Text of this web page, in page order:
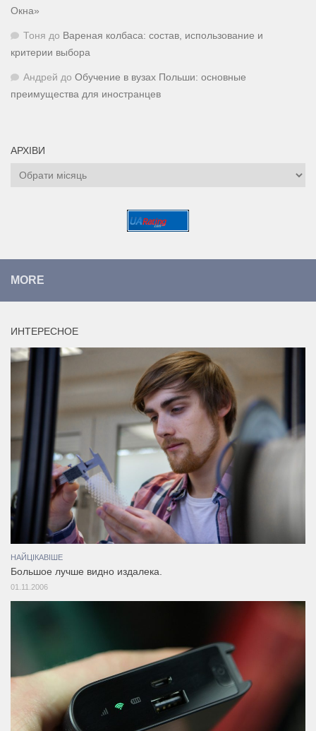
Окна»
Тоня до Вареная колбаса: состав, использование и
критерии выбора
Андрей до Обучение в вузах Польши: основные
преимущества для иностранцев
АРХІВИ
Архіви
MORE
ИНТЕРЕСНОЕ
НАЙЦІКАВІШЕ
Большое лучше видно издалека.
01.11.2006